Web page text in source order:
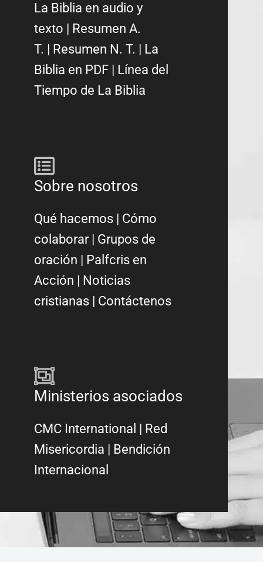
La Biblia en audio y
texto | Resumen A.
T. | Resumen N. T. | La
Biblia en PDF | Línea del
Tiempo de La Biblia
Sobre nosotros
Qué hacemos | Cómo
colaborar| Grupos de
oración | Palfcris en
Acción | Noticias
cristianas | Contáctenos
Ministerios asociados
CMC International | Red
Misericordia | Bendición
Internacional